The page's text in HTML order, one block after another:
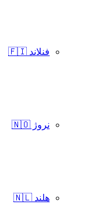
فنلاند 🇫🇮
نروژ 🇳🇴
هلند 🇳🇱